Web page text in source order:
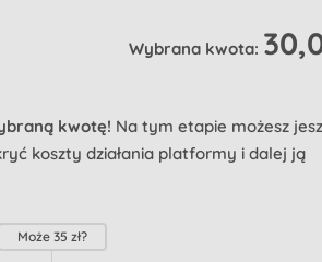
Wybrana kwota:
kwotę! Na tym etapie możesz
koszty działania platformy i dalej ją
Może 35 zł?